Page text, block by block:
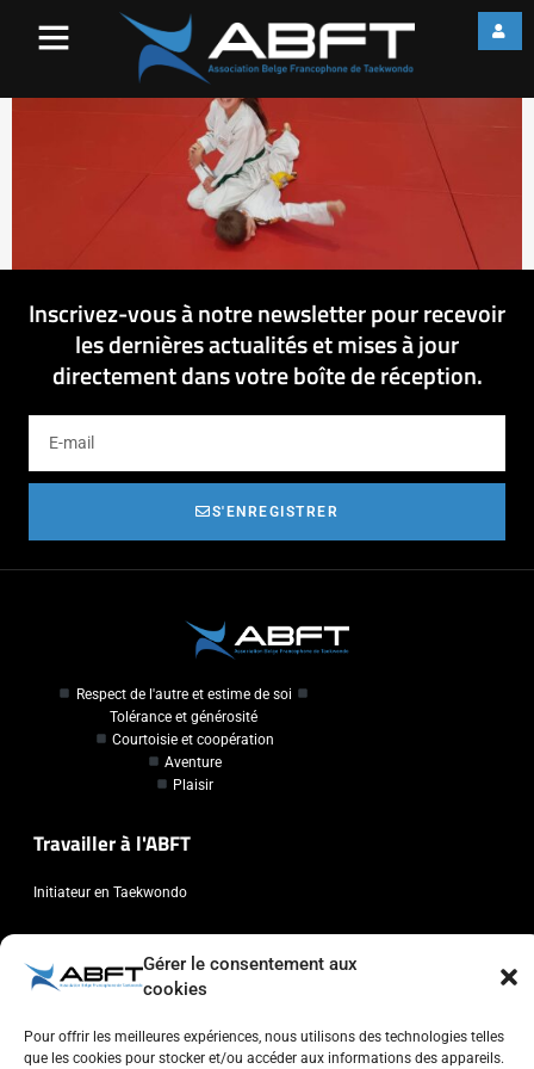
Gérer le consentement aux
cookies
Pour offrir les meilleures expériences, nous utilisons des technologies telles
que les cookies pour stocker et/ou accéder aux informations des appareils.
Inscrivez-vous à notre newsletter pour recevoir
les dernières actualités et mises à jour
directement dans votre boîte de réception.
S'ENREGISTRER
Respect de l'autre et estime de soi
Tolérance et générosité
Courtoisie et coopération
Aventure
Plaisir
Travailler à l'ABFT
Initiateur en Taekwondo
Association Belge Francophone de Taekwondo
Chaussée de Wavre, 2057 - 1160 Auderghem
info@abft.be